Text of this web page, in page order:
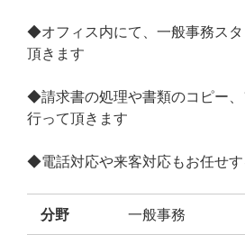
◆オフィス内にて、一般事務ス
頂きます
◆請求書の処理や書類のコピー
行って頂きます
◆電話対応や来客対応もお任せ
分野 一般事務